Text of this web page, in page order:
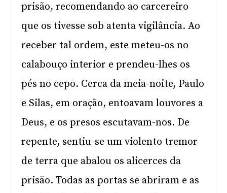
prisão, recomendando ao carcereiro
que os tivesse sob atenta vigilância. Ao
receber tal ordem, este meteu-os no
calabouço interior e prendeu-lhes os
pés no cepo. Cerca da meia-noite, Paulo
e Silas, em oração, entoavam louvores a
Deus, e os presos escutavam-nos. De
repente, sentiu-se um violento tremor
de terra que abalou os alicerces da
prisão. Todas as portas se abriram e as